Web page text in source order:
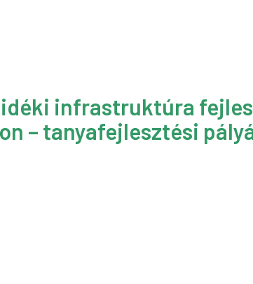
infrastruktúra
– tanyafejlesztési